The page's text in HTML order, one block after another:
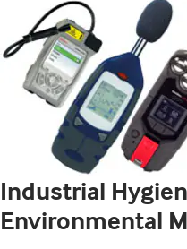
Industrial
Environmental